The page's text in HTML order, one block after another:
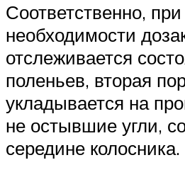
Соответственно, при
необходимости
отслеживается
поленьев, вторая
укладывается на
не остывшие угли,
середине колосника.